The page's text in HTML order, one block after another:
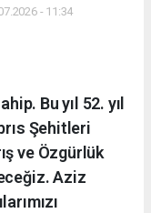
- 11:34
Bu yıl 52. yıl
Şehitleri
ve Özgürlük
Aziz